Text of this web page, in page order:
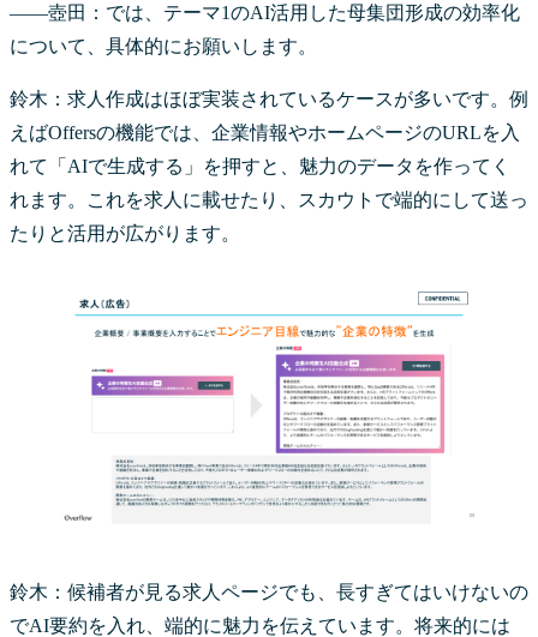
――壺田：では、テーマ1のAI活用した母集団形成の効率化
について、具体的にお願いします。
鈴木：求人作成はほぼ実装されているケースが多いです。例
えばOffersの機能では、企業情報やホームページのURLを入
れて「AIで生成する」を押すと、魅力のデータを作ってく
れます。これを求人に載せたり、スカウトで端的にして送っ
たりと活用が広がります。
鈴木：候補者が見る求人ページでも、長すぎてはいけないの
でAI要約を入れ、端的に魅力を伝えています。将来的には